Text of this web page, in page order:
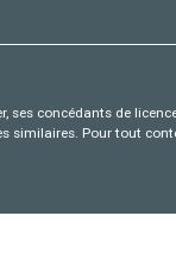
ses concédants de
similaires. Pour tout